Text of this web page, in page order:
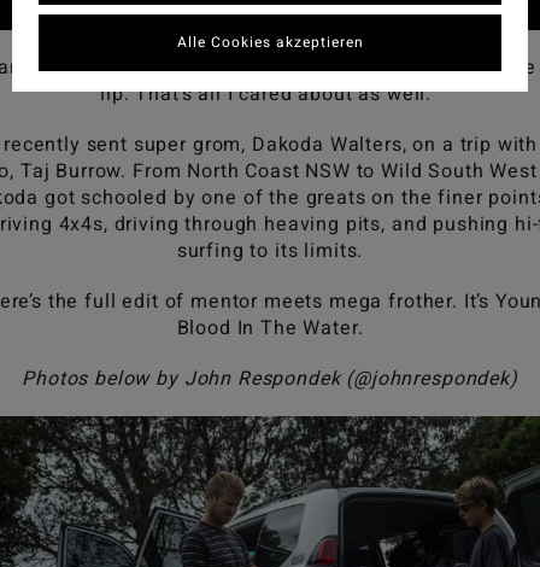
tell he just loves doing airs & getting his board
lip. That’s all I cared about as well.”
recently sent super grom, Dakoda Walters, on a trip
Taj Burrow. From North Coast NSW to Wild South
got schooled by one of the greats on the finer
4x4s, driving through heaving pits, and pushing
surfing to its limits.
the full edit of mentor meets mega frother. It’s
Blood In The Water.
Photos below by John Respondek (@johnrespondek)
Alle Cookies akzeptieren